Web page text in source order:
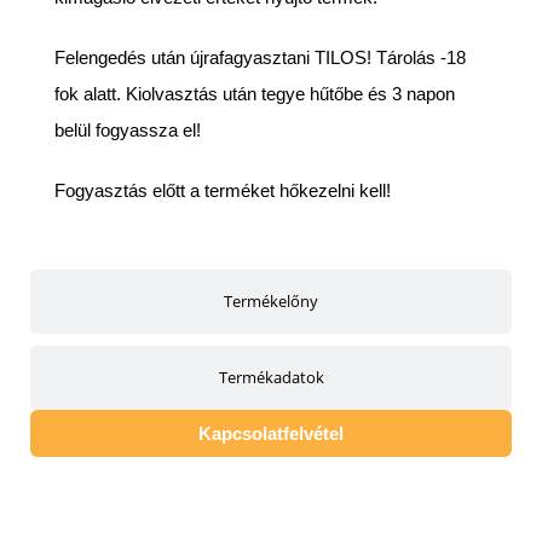
Termékelőny
Termékadatok
Felengedés után újrafagyasztani TILOS! Tárolás -18
fok alatt. Kiolvasztás után tegye hűtőbe és 3 napon
belül fogyassza el!
Fogyasztás előtt a terméket hőkezelni kell!
Kapcsolatfelvétel